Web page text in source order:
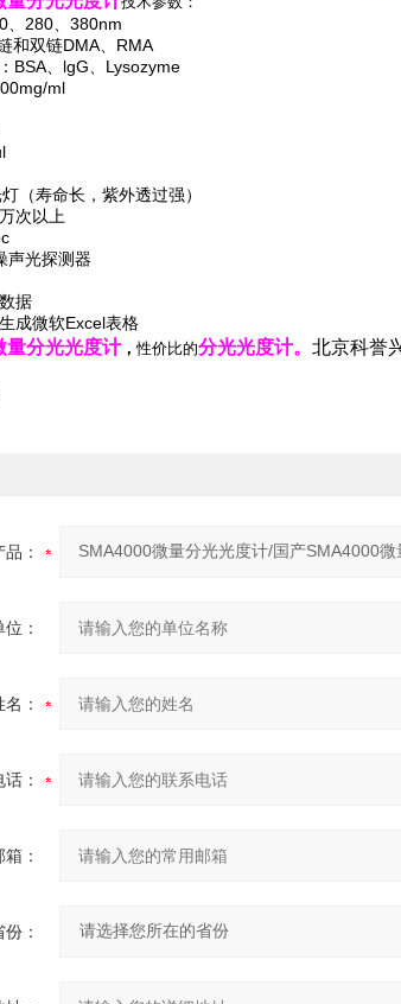
280、380nm
和双链DMA、RMA
BSA、lgG、Lysozyme
ml
（寿命长，紫外透过强）
次以上
声光探测器
据
成微软Excel表格
量分光光度计，性价比的分光光度计。 北京科誉
品：
：
：
：
：
份：